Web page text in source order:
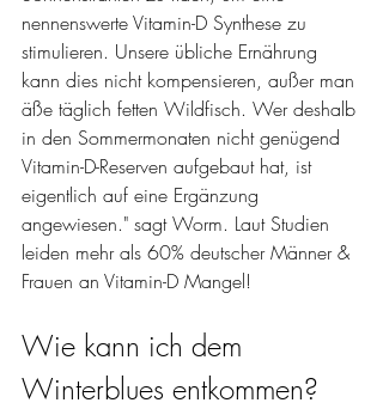
nennenswerte Vitamin-D Synthese zu
stimulieren. Unsere übliche Ernährung
kann dies nicht kompensieren, außer man
äße täglich fetten Wildfisch. Wer deshalb
in den Sommermonaten nicht genügend
Vitamin-D-Reserven aufgebaut hat, ist
eigentlich auf eine Ergänzung
angewiesen." sagt Worm. Laut Studien
leiden mehr als 60% deutscher Männer &
Frauen an Vitamin-D Mangel!
Wie kann ich dem
Winterblues entkommen?